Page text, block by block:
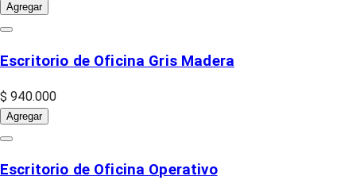
Agregar
Escritorio de Oficina Gris Madera
$ 940.000
Agregar
Escritorio de Oficina Operativo